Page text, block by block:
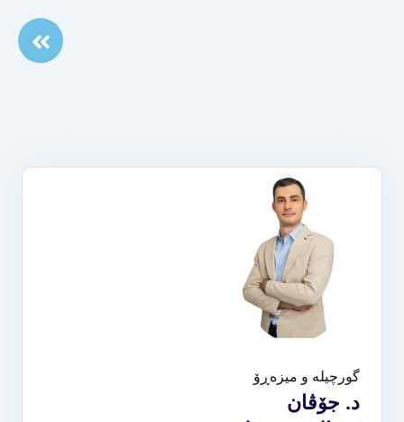
گورچیلە و میزەڕۆ
د. جۆڤان